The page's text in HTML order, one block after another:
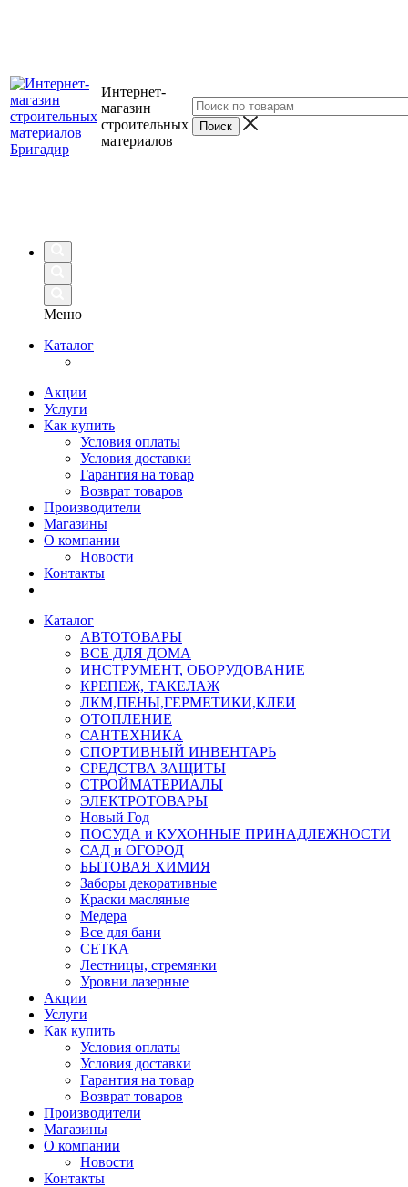
Интернет-
магазин
строительных
материалов
Меню
Каталог
Акции
Услуги
Как купить
Условия оплаты
Условия доставки
Гарантия на товар
Возврат товаров
Производители
Магазины
О компании
Новости
Контакты
Каталог
АВТОТОВАРЫ
ВСЕ ДЛЯ ДОМА
ИНСТРУМЕНТ, ОБОРУДОВАНИЕ
КРЕПЕЖ, ТАКЕЛАЖ
ЛКМ,ПЕНЫ,ГЕРМЕТИКИ,КЛЕИ
ОТОПЛЕНИЕ
САНТЕХНИКА
СПОРТИВНЫЙ ИНВЕНТАРЬ
СРЕДСТВА ЗАЩИТЫ
СТРОЙМАТЕРИАЛЫ
ЭЛЕКТРОТОВАРЫ
Новый Год
ПОСУДА и КУХОННЫЕ ПРИНАДЛЕЖНОСТИ
САД и ОГОРОД
БЫТОВАЯ ХИМИЯ
Заборы декоративные
Краски масляные
Медера
Все для бани
СЕТКА
Лестницы, стремянки
Уровни лазерные
Акции
Услуги
Как купить
Условия оплаты
Условия доставки
Гарантия на товар
Возврат товаров
Производители
Магазины
О компании
Новости
Контакты